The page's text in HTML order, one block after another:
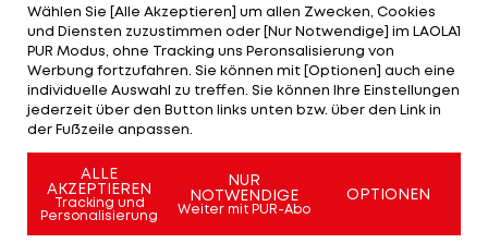
1/24 Foto: GEPA
Der GP von Österreich zieht 320.000 Fans in die
Steiermark. Darunter auch einige Promis - vor
allem aus dem heimischen Wintersport.
Wählen Sie [Alle Akzeptieren] um allen Zwecken, Cookies
und Diensten zuzustimmen oder [Nur Notwendige] im LAOLA1
PUR Modus, ohne Tracking uns Peronsalisierung von
Werbung fortzufahren. Sie können mit [Optionen] auch eine
individuelle Auswahl zu treffen. Sie können Ihre Einstellungen
jederzeit über den Button links unten bzw. über den Link in
der Fußzeile anpassen.
ALLE
AKZEPTIEREN
Tracking und
Personalisierung
NUR
NOTWENDIGE
Weiter mit PUR-Abo
OPTIONEN